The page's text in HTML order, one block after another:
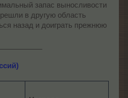
запас выносливости
в другую область
назад и доиграть прежнюю